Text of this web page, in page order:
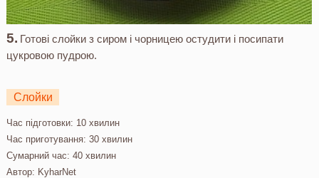
Готові слойки з сиром і чорницею остудити і посипати
цукровою пудрою.
Слойки
Час підготовки: 10 хвилин
Час приготування: 30 хвилин
Сумарний час: 40 хвилин
Автор: KyharNet